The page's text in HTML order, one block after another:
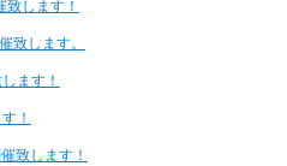
します！
致します。
ます！
！
致します！